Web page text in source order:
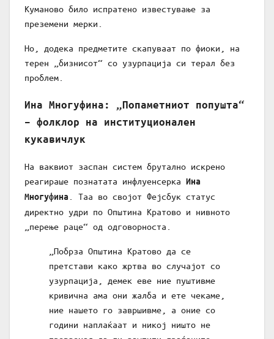
Куманово било испратено известување за
преземени мерки.
Но, додека предметите скапуваат по фиоки, на
терен „бизнисот“ со узурпација си терал без
проблем.
Ина Многуфина: „Попаметниот попушта“
– фолклор на институционален
кукавичлук
На ваквиот заспан систем брутално искрено
реагираше познатата инфлуенсерка Ина
Многуфина . Таа во својот Фејсбук статус
директно удри по Општина Кратово и нивното
„перење раце“ од одговорноста.
„Побрза Општина Кратово да се
претстави како жртва во случајот со
узурпација, демек еве ние пуштивме
кривична ама они жалба и ете чекаме,
ние нашето го завршивме, а оние со
години наплаќаат и никој ништо не